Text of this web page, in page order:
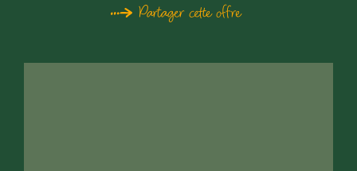
Partager cette offre